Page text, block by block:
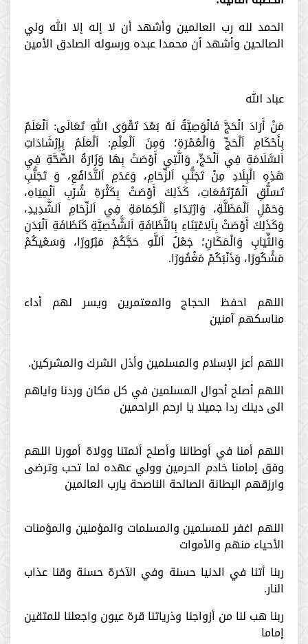
الحمد لله رب العالمين وأشهد أن لا إله إلا الله ولي
الصالحين وأشهد أن محمدا عبده ورسوله الصادق الأمين
عباد الله ‏
مَنْ أَرَادَ الْحَجَّ فَالْوَصِيَّةُ لَهُ بَعْدَ تَقْوَى اللهِ تَعَالَى: اَلْعَلَمُ
بِأَحْكَامِ اَلْحَجِّ وَالْعُمْرَةِ؛ وَمِنَ اَلْعِلْمِ: اَلْعَلَمُ بِإِرْشَادَاتِ
اَلسَّلَامَةِ فِي اَلْحَجِّ، وَالَّتِي أَوْصَتْ بِهَا وَزَارَةُ الصِّحَّةِ فِيِ
هَذِهِ الْبِلَادِ مِنْ تَجَنُّبِ اَلزِّحَامِ، وَعَدَمِ اَلتَّدَافُعِ، وَ تَجَنُّبِ
تَسَلُّقِ اَلْمُرْتَفَعَاتِ، كَذَلِكَ أَوْصَتْ بِكَثْرَةِ شُرْبِ اَلْمِيَاهِ،
وَحَمْلِ اَلْمَظَلَّةِ، وَارْتِدَاءِ اَلْكِمَامَةِ فِي اَلزِّحَامِ اَلشَّدِيدِ،
وَكَذَلِكَ أَوْصَتْ بِاَلِاعْتِنَاءِ بِالنَّظَافَةِ اَلشَّخْصِيَّةِ كَنَظَافَةِ اَلْبَدَنِ
وَالثِّيَابِ وَالْمَكَانِ؛ جَعْلُ اَللَّهِ حَجَّكُمْ مَبْرُورًا، وَسَعْيكُمْ
مَشْكُورًا، وَذَنْبَكُمْ مَغْفُورًا.
اللهم احفظ الحجاج والمعتمرين ويسر لهم أداء
مناسكهم آمنين
اللهم أعز الإسلام والمسلمين وأذل الشرك والمشركين.
اللهم أصلح أحوال المسلمين في كل مكان وردنا واياهم
الى دينك ردا جميلا يا ارحم الراحمين
اللهم أمنا في أوطاننا وأصلح أئمتنا وولاة أمورنا اللهم
وفق إمامنا خادم الحرمين وولي عهده لما تحب وترضى
وارزقهم البطانة الصالحة الناصحة يارب العالمين
‏اللهم اغفر للمسلمين والمسلمات والمؤمنين والمؤمنات
الأحياء منهم والأموات
ربنا أتنا في الدنيا حسنة وفي الآخرة حسنة وقنا عذاب
النار.
‏ربنا هب لنا من أزواجنا وذرياتنا قرة عيون واجعلنا للمتقين
إماما